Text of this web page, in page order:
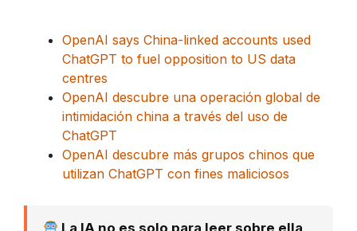
OpenAI says China-linked accounts used
ChatGPT to fuel opposition to US data
centres
OpenAI descubre una operación global de
intimidación china a través del uso de
ChatGPT
OpenAI descubre más grupos chinos que
utilizan ChatGPT con fines maliciosos